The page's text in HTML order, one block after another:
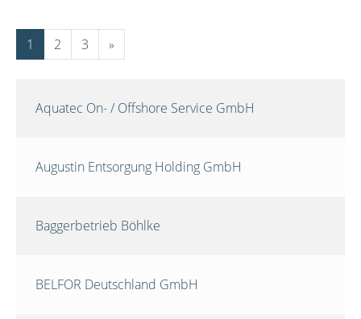
1 2 3 »
Aquatec On- / Offshore Service GmbH
Augustin Entsorgung Holding GmbH
Baggerbetrieb Böhlke
BELFOR Deutschland GmbH